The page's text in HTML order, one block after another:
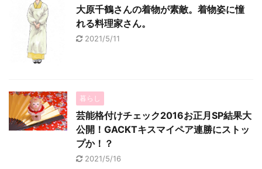
大原千鶴さんの着物が素敵。着物姿に憧
れる料理家さん。
2021/5/11
暮らし
芸能格付けチェック2016お正月SP結果大
公開！GACKTキスマイペア連勝にストッ
プか！？
2021/5/16